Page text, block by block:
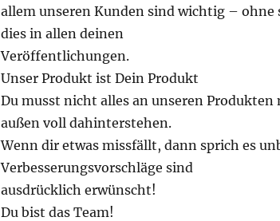
allem unseren Kunden sind wichtig – ohne
dies in allen deinen
Veröffentlichungen.
Unser Produkt ist Dein Produkt
Du musst nicht alles an unseren Produkten
außen voll dahinterstehen.
Wenn dir etwas missfällt, dann sprich es
Verbesserungsvorschläge sind
ausdrücklich erwünscht!
Du bist das Team!